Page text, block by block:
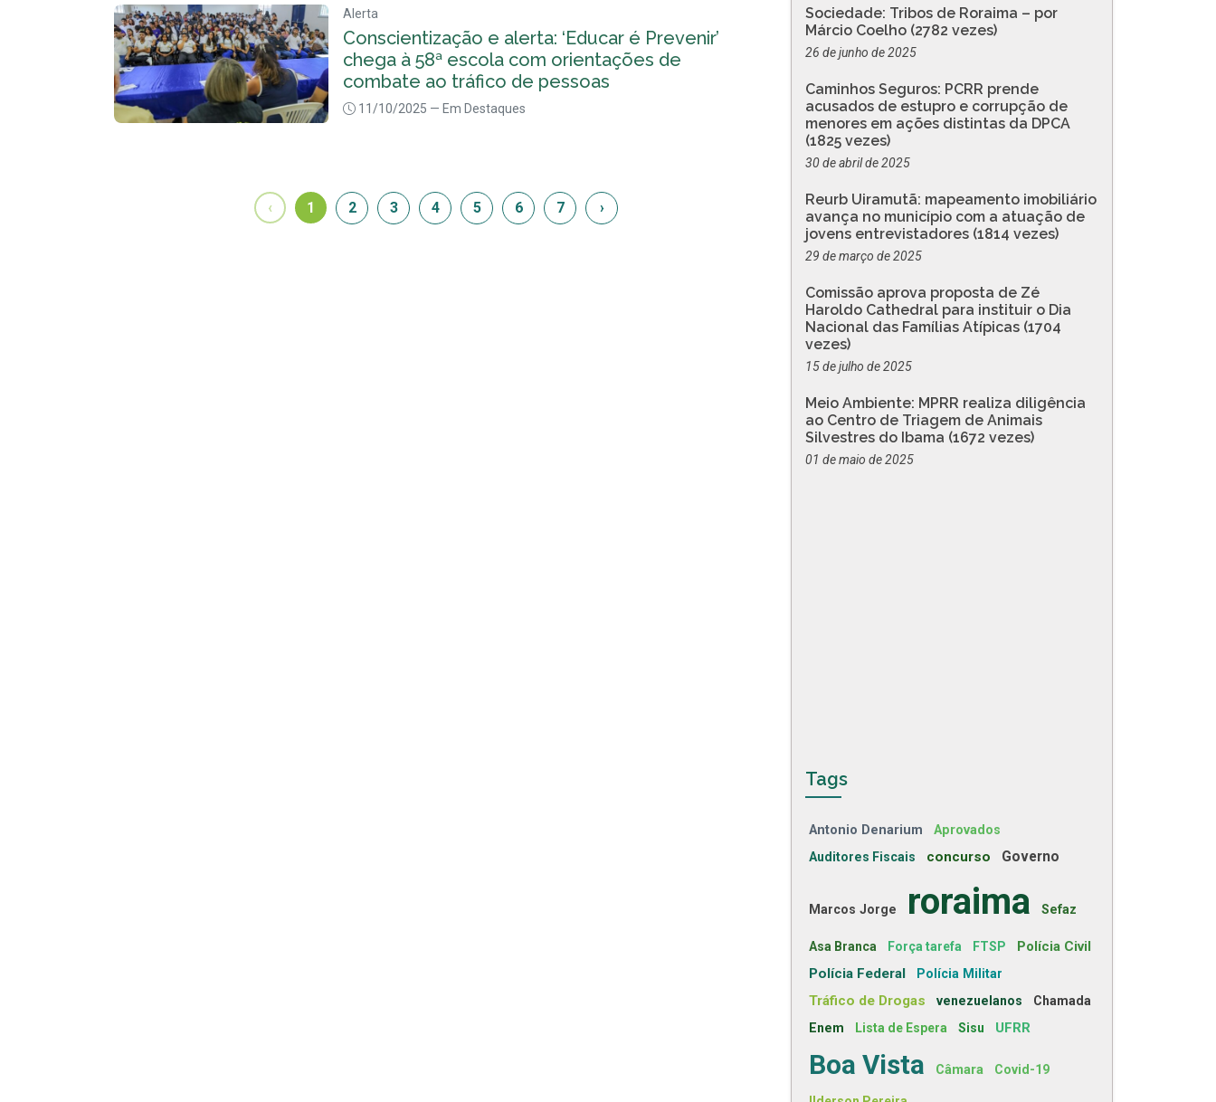
Alerta
Conscientização e alerta: ‘Educar é Prevenir’
chega à 58ª escola com orientações de
combate ao tráfico de pessoas
11/10/2025 — Em Destaques
‹ 1 2 3 4 5 6 7 ›
Sociedade: Tribos de Roraima – por
Márcio Coelho (2782 vezes)
26 de junho de 2025
Caminhos Seguros: PCRR prende
acusados de estupro e corrupção de
menores em ações distintas da DPCA
(1825 vezes)
30 de abril de 2025
Reurb Uiramutã: mapeamento imobiliário
avança no município com a atuação de
jovens entrevistadores (1814 vezes)
29 de março de 2025
Comissão aprova proposta de Zé
Haroldo Cathedral para instituir o Dia
Nacional das Famílias Atípicas (1704
vezes)
15 de julho de 2025
Meio Ambiente: MPRR realiza diligência
ao Centro de Triagem de Animais
Silvestres do Ibama (1672 vezes)
01 de maio de 2025
Tags
Antonio Denarium Aprovados
Auditores Fiscais concurso Governo
Marcos Jorge roraima Sefaz
Asa Branca Força tarefa FTSP
Polícia Civil
Polícia Federal
Polícia Militar
Tráfico de Drogas venezuelanos
Chamada
Enem
Lista de Espera Sisu UFRR
Boa Vista Câmara Covid-19